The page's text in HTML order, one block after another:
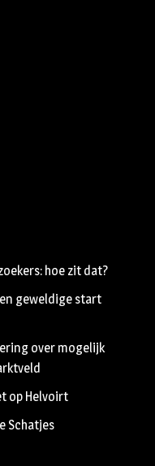
hoe zit dat?
geweldige start
over mogelijk
op Helvoirt
Schatjes